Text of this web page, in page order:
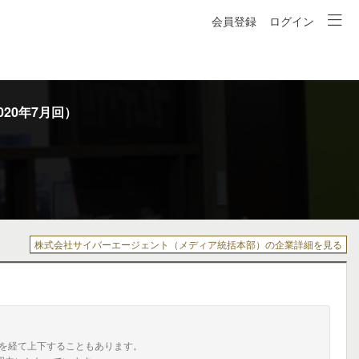
会員登録 ログイン
年7月回）
株式会社サイバーエージェント（メディア統括本部）の企業詳細を見る
て上下することもあります。